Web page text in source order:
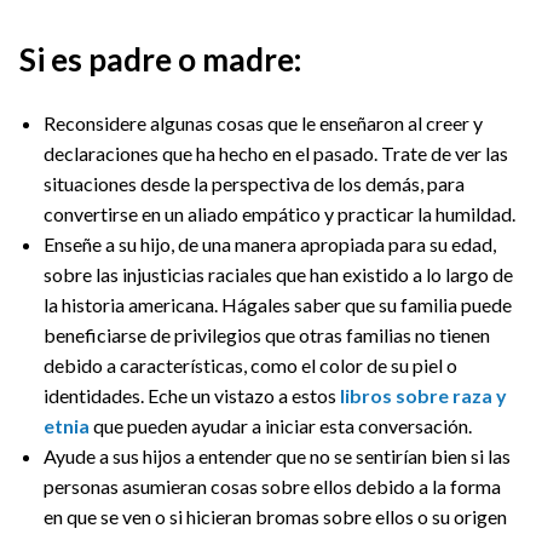
Si es padre o madre:
Reconsidere algunas cosas que le enseñaron al creer y
declaraciones que ha hecho en el pasado. Trate de ver las
situaciones desde la perspectiva de los demás, para
convertirse en un aliado empático y practicar la humildad.
Enseñe a su hijo, de una manera apropiada para su edad,
sobre las injusticias raciales que han existido a lo largo de
la historia americana. Hágales saber que su familia puede
beneficiarse de privilegios que otras familias no tienen
debido a características, como el color de su piel o
identidades. Eche un vistazo a estos libros sobre raza y
etnia que pueden ayudar a iniciar esta conversación.
Ayude a sus hijos a entender que no se sentirían bien si las
personas asumieran cosas sobre ellos debido a la forma
en que se ven o si hicieran bromas sobre ellos o su origen